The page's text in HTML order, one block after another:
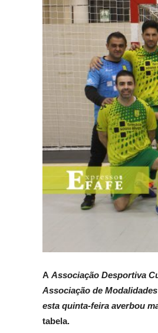
A Associação Desportiva
Associação de
esta quinta-feira averbou
tabela.